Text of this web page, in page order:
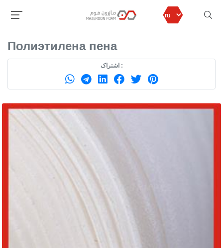
مازرون فوم Полиэтилена пена
Полиэтилена пена
اشتراک :